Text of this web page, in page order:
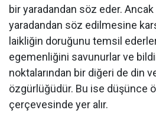
bir yaradandan söz eder.
yaradandan söz edilmesine
laikliğin doruğunu temsil
egemenliğini savunurlar ve
noktalarından bir diğeri de din
özgürlüğüdür. Bu ise düşünce
çerçevesinde yer alır.